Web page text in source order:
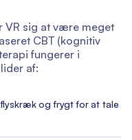
VR sig at være meget
CBT (kognitiv
fungerer i
af:
og frygt for at tale